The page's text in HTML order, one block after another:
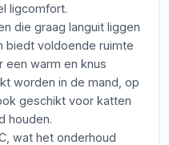
ligcomfort.
die graag languit liggen
biedt voldoende ruimte
een warm en knus
worden in de mand, op
geschikt voor katten
houden.
wat het onderhoud